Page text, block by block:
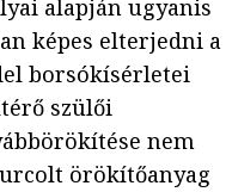
alapján ugyanis
képes elterjedni a
borsókísérletei
szülői
nem
örökítőanyag